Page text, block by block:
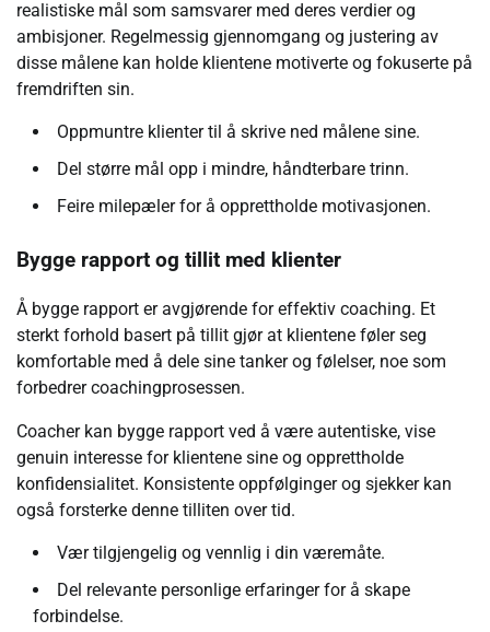
realistiske mål som samsvarer med deres verdier og
ambisjoner. Regelmessig gjennomgang og justering av
disse målene kan holde klientene motiverte og fokuserte på
fremdriften sin.
Oppmuntre klienter til å skrive ned målene sine.
Del større mål opp i mindre, håndterbare trinn.
Feire milepæler for å opprettholde motivasjonen.
Bygge rapport og tillit med klienter
Å bygge rapport er avgjørende for effektiv coaching. Et
sterkt forhold basert på tillit gjør at klientene føler seg
komfortable med å dele sine tanker og følelser, noe som
forbedrer coachingprosessen.
Coacher kan bygge rapport ved å være autentiske, vise
genuin interesse for klientene sine og opprettholde
konfidensialitet. Konsistente oppfølginger og sjekker kan
også forsterke denne tilliten over tid.
Vær tilgjengelig og vennlig i din væremåte.
Del relevante personlige erfaringer for å skape
forbindelse.